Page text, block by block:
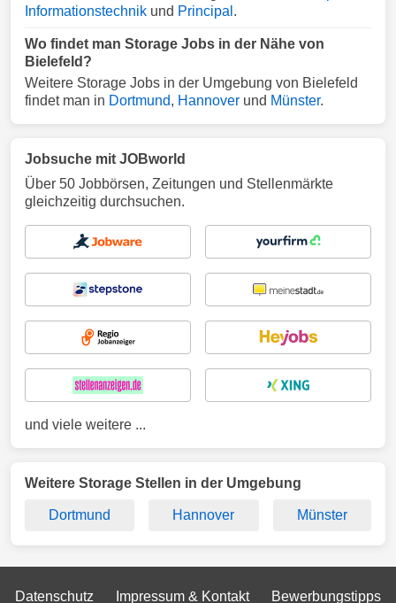
Informationstechnik und Principal .
Wo findet man Storage Jobs in der Nähe von
Bielefeld?
Weitere Storage Jobs in der Umgebung von Bielefeld
findet man in Dortmund, Hannover und Münster.
Jobsuche mit JOBworld
Über 50 Jobbörsen, Zeitungen und Stellenmärkte
gleichzeitig durchsuchen.
und viele weitere ...
Weitere Storage Stellen in der Umgebung
Dortmund Hannover Münster
Datenschutz Impressum & Kontakt Bewerbungstipps